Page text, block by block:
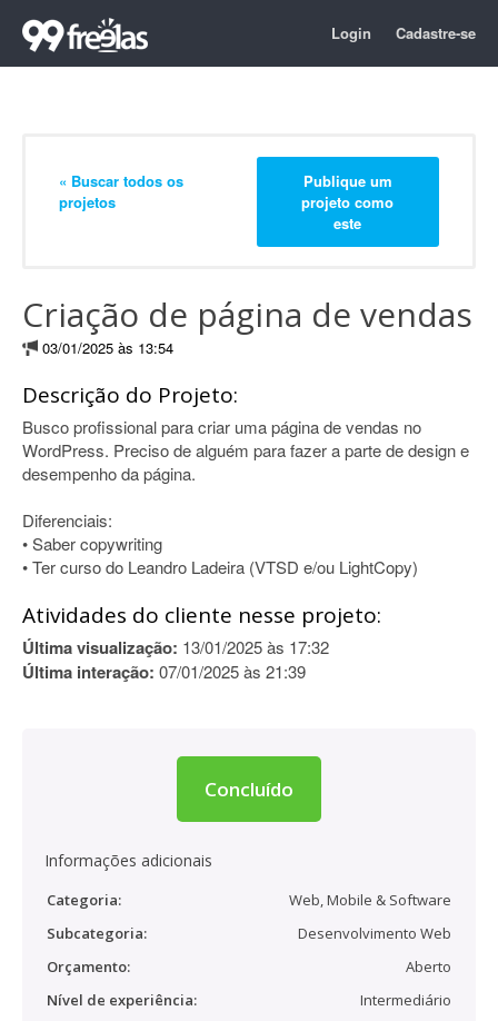
Login Cadastre-se
« Buscar todos os
projetos
Publique um
projeto como
este
Criação de página de vendas
03/01/2025 às 13:54
Descrição do Projeto:
Busco profissional para criar uma página de vendas no
WordPress. Preciso de alguém para fazer a parte de design e
desempenho da página.
Diferenciais:
• Saber copywriting
• Ter curso do Leandro Ladeira (VTSD e/ou LightCopy)
Atividades do cliente nesse projeto:
Última visualização: 13/01/2025 às 17:32
Última interação: 07/01/2025 às 21:39
Concluído
Informações adicionais
Categoria:
Web, Mobile & Software
Subcategoria:
Desenvolvimento Web
Orçamento:
Aberto
Nível de experiência:
Intermediário